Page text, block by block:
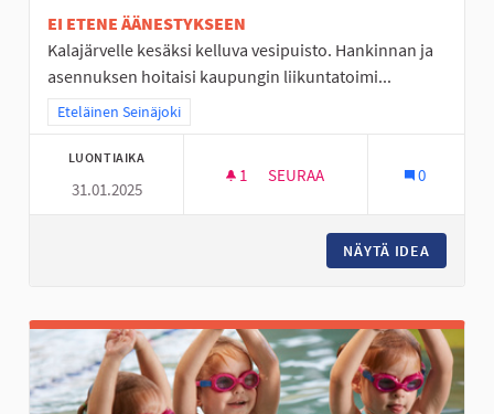
EI ETENE ÄÄNESTYKSEEN
Kalajärvelle kesäksi kelluva vesipuisto. Hankinnan ja
asennuksen hoitaisi kaupungin liikuntatoimi...
Rajaa tulokset teeman mukaan: Eteläinen Seinäjoki
Eteläinen Seinäjoki
LUONTIAIKA
31.01.2025
1 1 SEURAAJA
SEURAA 0
NÄYTÄ IDEA